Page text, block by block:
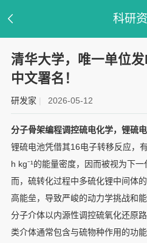
科研
清华大学，唯一单位
中文署名！
研发家 | 2026-05-12
分子骨架编程调控硫电化学，锂硫
锂硫电池凭借其16电子转移反应，
h kg⁻¹的能量密度，因而被视为下
而，硫转化过程中多硫化锂中间体
高能垒，导致严峻的动力学挑战和
分子介体以内源性调控硫氧化还原
类介体通常包含与硫物种作用的功